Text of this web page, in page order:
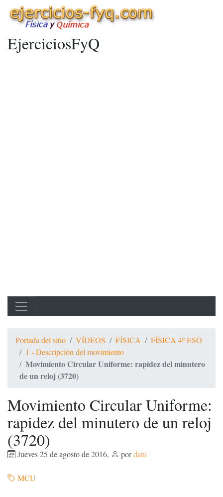
EjerciciosFyQ
Portada del sitio VÍDEOS FÍSICA
FÍSICA 4º ESO
1 - Descripción del movimiento
Movimiento Circular Uniforme: rapidez del minutero
de un reloj (3720)
Movimiento Circular Uniforme:
rapidez del minutero de un reloj
(3720)
Jueves 25 de agosto de 2016, pordani
MCU